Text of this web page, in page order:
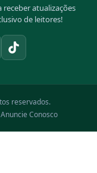
receber atualizações
de leitores!
reservados.
Anuncie Conosco